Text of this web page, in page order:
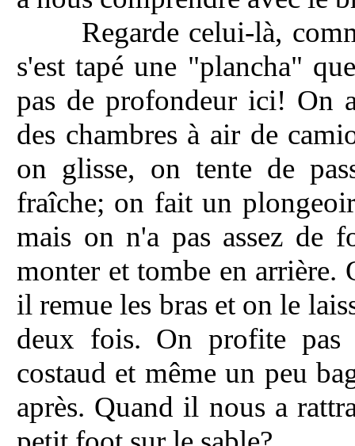
Regarde celui-là,
s'est tapé une "plancha"
pas de profondeur ici! On
des chambres à air de
on glisse, on tente de
fraîche; on fait un
mais on n'a pas assez de
monter et tombe en arrière.
il remue les bras et on le
deux fois. On profite
costaud et même un peu
après. Quand il nous a